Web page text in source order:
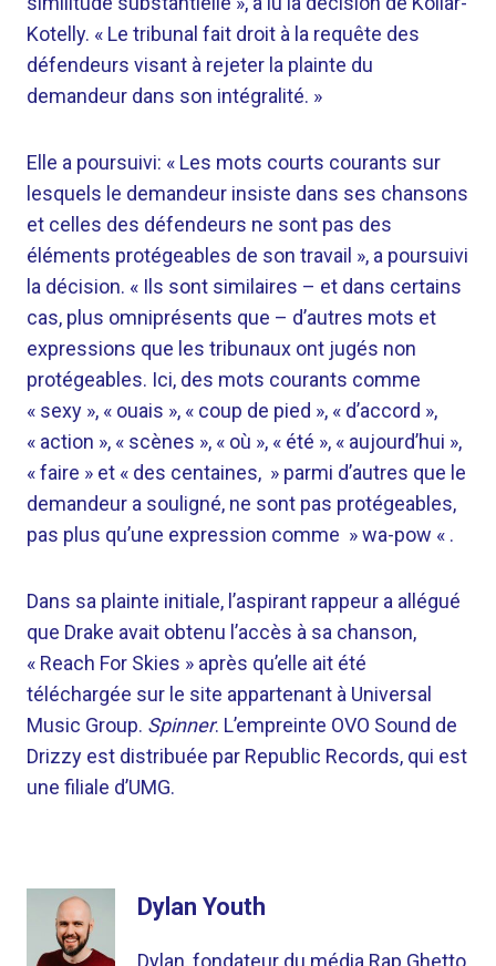
Kotelly. « Le tribunal fait droit à la requête des
défendeurs visant à rejeter la plainte du
demandeur dans son intégralité. »
Elle a poursuivi: « Les mots courts courants sur
lesquels le demandeur insiste dans ses chansons
et celles des défendeurs ne sont pas des
éléments protégeables de son travail », a poursuivi
la décision. « Ils sont similaires – et dans certains
cas, plus omniprésents que – d’autres mots et
expressions que les tribunaux ont jugés non
protégeables. Ici, des mots courants comme
« sexy », « ouais », « coup de pied », « d’accord »,
« action », « scènes », « où », « été », « aujourd’hui »,
« faire » et « des centaines, » parmi d’autres que le
demandeur a souligné, ne sont pas protégeables,
pas plus qu’une expression comme » wa-pow « .
Dans sa plainte initiale, l’aspirant rappeur a allégué
que Drake avait obtenu l’accès à sa chanson,
« Reach For Skies » après qu’elle ait été
téléchargée sur le site appartenant à Universal
Music Group. Spinner. L’empreinte OVO Sound de
Drizzy est distribuée par Republic Records, qui est
une filiale d’UMG.
Dylan Youth
Dylan, fondateur du média Rap Ghetto